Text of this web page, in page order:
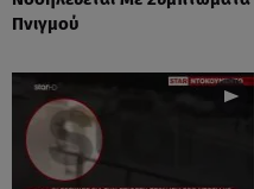
Πνιγμού